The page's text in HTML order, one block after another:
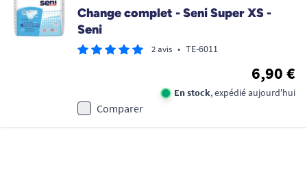
Change complet - Seni Super XS -
Seni
2 avis • TE-6011
6,90 €
En stock, expédié aujourd'hui
Comparer